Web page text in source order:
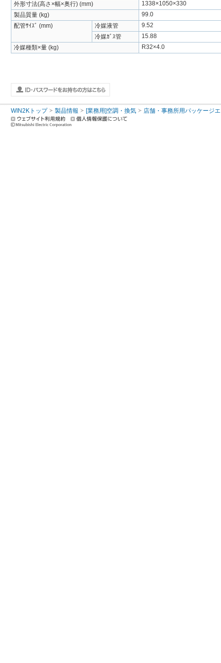
外形寸法(高さ×幅×奥行) (mm)
1338×1050×330
製品質量 (kg)
99.0
配管ｻｲｽﾞ (mm)
冷媒液管
9.52
冷媒ｶﾞｽ管
15.88
冷媒種類×量 (kg)
R32×4.0
WIN2Kトップ 製品情報 [業務用]空調・換気 店舗・事務所用パッケージ